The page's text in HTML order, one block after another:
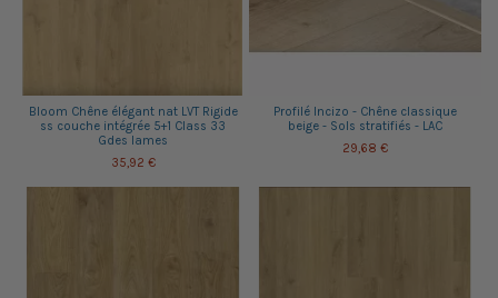
Bloom Chêne élégant nat LVT Rigide
ss couche intégrée 5+1 Class 33
Gdes lames
35,92 €
Profilé Incizo - Chêne classique
beige - Sols stratifiés - LAC
29,68 €